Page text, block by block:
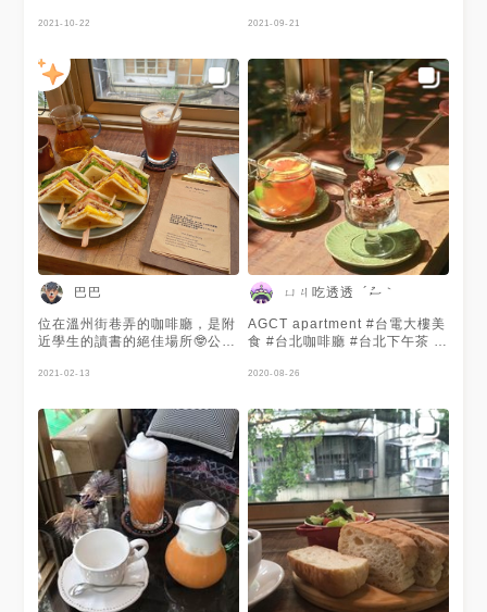
店家是使用牛肉片，原本以為是
是吃了一口後發現是真的滿好吃
的❗️牛肉片很嫩有點辛香料咖哩
的味道配上旁邊生菜真的超下
飯，會不知不覺就把飯扒光(不
知道是什麼生菜但我很喜歡💕）
✎ 本日鹹派 ʂ250 有牛〰️內餡真
的很多，牛肉依然軟嫩！內餡已
經吃不出來有什麼了總之真的滿
好吃🤣上面那個不知道名字的生
菜也給超級多💕 ✎ 橘茶嫣 ʂ200
就是泰奶上面➕一大坨的綿密奶
泡♡ 喔那個奶泡是真的很綿
密！泰奶意外的不會太甜🥹(因
為泰國喝到的泰奶就是要至少半
杯的超多碎冰塊🤣） ✎ 濃縮咖
啡通寧 ʂ200 愛喝咖啡的應該都
不陌生吧🥰這杯真的很可以‼️就
以解所有甜食鹹食的膩♡ ♡
整體是間環境超舒適真的可以在
這裡安心工作讀書輕生聊天放鬆
一整個下午的地方💕食物也不馬
虎💯 〃 🔸內用低消一人一杯飲
品 / 平日不限時；假日兩小時
🔸可訂位 🈺️平日：12:00～
18:00 / 假日：12:00～18:00
▻ 願意再訪程度：🫐🫐🫐🫐.5 /
🔍 AGCT Apartment ➡️
@agct_apartment - - -
#JSdoodiemap☕️🍽 #不是在咖
啡廳就是在跑咖的路上
片玻璃窗是吸引我們到訪的主因
會太過於安靜 窗外的風景讓人
著迷 配著早午餐真的是享受 讓
人不自覺越坐越久 窗邊座位有
限 建議大家打電話預約之外 還
要3. 前去比較好 大家可以關注
店家IG 取得即時訊息喔ꪔ̤̮‪ ෆෆ ̖́- ▪
推薦指數▪ 好吃程度 | 𝟒 用餐氛
圍 | 𝟒.𝟓 服務衛生 | 𝟒 回訪意願 |
𝟓 ▪️地址 | 台北市大安區溫州街
49巷2-2號3F （🪐捷運台電大
樓2號出口 步行10分鐘） （公
車站牌溫州街口 步行5分鐘） ▪️
營業時間 | 12:00~18:00 （以
店家IG公告為準） | ɴᴏᴛɪᴄᴇ‪
ᯅ̈.ᐟ.ᐟ | 文章未經授權 請勿隨意
轉載 照片僅可轉發 需標明本帳
號 不可隨意盜圖 嚴禁商業使用
廳 關注Ig@coffee.taipei 取得
吃三種酒的提拉米蘇✨ 加入威士
強烈酒香卻不嗆鼻😌 口感吃起
來相當綿密且苦味恰到好處👍
謝謝 @艾吃食間 提供美照🧡
2021-10-22
合工作室的咖啡廳，建議事前要
看，身心感覺超愜意
@agct_apartment - 🔘AGCT
apartment 隱密巷內，工作室
結合咖啡廳，偶爾會舉辦活動講
座 事前需先訂位 - 🔸兩顆百香
果蘇打$200 2顆百香果的蘇打
喝起來酸甜酸甜，也因為蘇打關
係解了不少暑 喝起來相當清爽
🔸蘋果醋氣泡飲150 蘋果醋味道
很濃郁，喝起來也不會太膩，是
一款滿爽口的醋氣泡飲 🔸三種
酒的提拉米蘇$150 擁有威士
忌、卡魯娃奶酒與咖啡酒香，卻
一點也不過於嗆鼻 濃郁的提拉
米蘇口感吃起來相當綿密，也不
會太過濕潤，苦感恰到剛好 也
帶著甜而不膩的好滋味 ﹍﹍﹍
▪️AGCT apartment 📍台北市大
Mon-Sun12:00–18:00 📞02-
2369-6659 ⭕️現金付款 ﹍﹍﹍
﹍﹍﹍﹍﹍﹍﹍﹍﹍﹍﹍
2021-09-21
巴巴
位在溫州街巷弄的咖啡廳，是附
近學生的讀書的絕佳場所🤓公寓
光環境舒適，食物單品也是很好
2021-02-13
ㄩㄐ吃透透 ´ސު｀
AGCT apartment #台電大樓美
食 #台北咖啡廳 #台北下午茶 隱
@agct_apartment 被樹木圍繞
裡有滿滿的葡萄柚、檸檬 酸甜
解暑 還有滿滿維他命C 蜂蜜柚
子氣泡飲 清涼 想要喝點氣泡這
杯可以 三種酒的提拉米蘇 酒味
道不會很濃 整天個人覺得普通 -
✔ 柚子蜂蜜氣泡飲 $150 ✔ 維
他命C Combo $200 ✔ 三種酒
的提拉米蘇 $150 - 📍 台北市大
安區溫州街49巷2-2號3樓 🚉 #
捷運台電大樓站 ⏲ 12:00-
18:00 - #ㄩㄐ吃の圓滾滾🍍#ㄩ
ㄐ吃台電大樓站
2020-08-26